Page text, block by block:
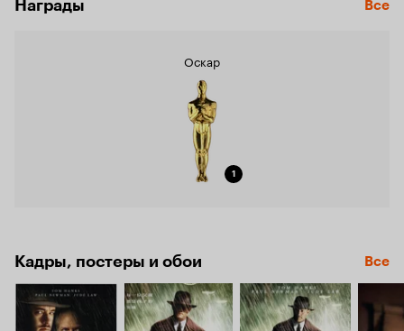
Награды Все
Оскар
1
Кадры, постеры и обои Все